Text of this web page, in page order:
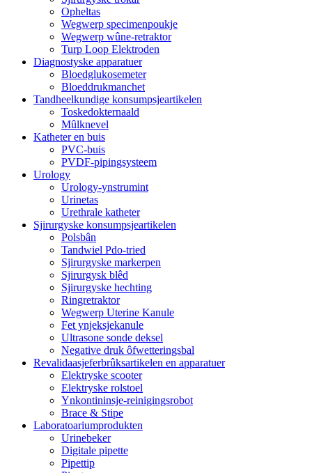
Opheltas
Wegwerp specimenpoukje
Wegwerp wûne-retraktor
Turp Loop Elektroden
Diagnostyske apparatuer
Bloedglukosemeter
Bloeddrukmanchet
Tandheelkundige konsumpsjeartikelen
Toskedokternaald
Mûlknevel
Katheter en buis
PVC-buis
PVDF-pipingsysteem
Urology
Urology-ynstrumint
Urinetas
Urethrale katheter
Sjirurgyske konsumpsjeartikelen
Polsbân
Tandwiel Pdo-tried
Sjirurgyske markerpen
Sjirurgysk blêd
Sjirurgyske hechting
Ringretraktor
Wegwerp Uterine Kanule
Fet ynjeksjekanule
Ultrasone sonde deksel
Negative druk ôfwetteringsbal
Revalidaasjeferbrûksartikelen en apparatuer
Elektryske scooter
Elektryske rolstoel
Ynkontininsje-reinigingsrobot
Brace & Stipe
Laboratoariumprodukten
Urinebeker
Digitale pipette
Pipettip